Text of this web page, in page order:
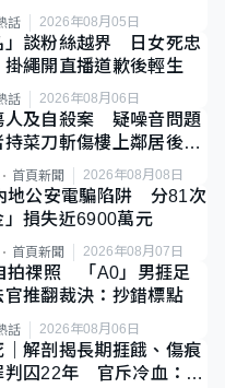
話 2026年08月05日
」談粉絲越界 日女死忠
繩開直播道歉後輕生
話 2026年08月06日
人及自殺案 疑噪音問題
菜刀斬傷樓上鄰居後墮
首頁新聞 2026年08月08日
地公安電騙陷阱 分81次
」損失近6900萬元
首頁新聞 2026年08月07日
拍祼照 「A0」男捱足
推翻裁決：抄錯標點
話 2026年08月06日
｜解剖揭長期捱餓、傷痕
囚22年 官斥冷血：同